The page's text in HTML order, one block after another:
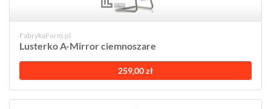
FabrykaForm.pl
Lusterko A-Mirror ciemnoszare
259,00 zł